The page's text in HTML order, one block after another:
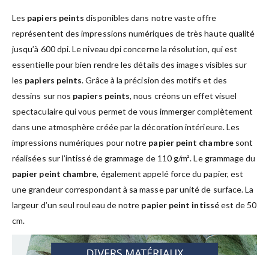
Les papiers peints disponibles dans notre vaste offre
représentent des impressions numériques de très haute qualité
jusqu’à 600 dpi. Le niveau dpi concerne la résolution, qui est
essentielle pour bien rendre les détails des images visibles sur
les papiers peints. Grâce à la précision des motifs et des
dessins sur nos papiers peints, nous créons un effet visuel
spectaculaire qui vous permet de vous immerger complètement
dans une atmosphère créée par la décoration intérieure. Les
impressions numériques pour notre papier peint chambresont
réalisées sur l’intissé de grammage de 110 g/m². Le grammage du
papier peint chambre, également appelé force du papier, est
une grandeur correspondant à sa masse par unité de surface. La
largeur d’un seul rouleau de notre papier peint intisséest de 50
cm.